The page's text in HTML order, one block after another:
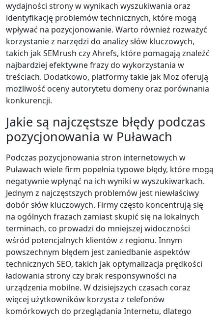
wydajności strony w wynikach wyszukiwania oraz
identyfikację problemów technicznych, które mogą
wpływać na pozycjonowanie. Warto również rozważyć
korzystanie z narzędzi do analizy słów kluczowych,
takich jak SEMrush czy Ahrefs, które pomagają znaleźć
najbardziej efektywne frazy do wykorzystania w
treściach. Dodatkowo, platformy takie jak Moz oferują
możliwość oceny autorytetu domeny oraz porównania
konkurencji.
Jakie są najczęstsze błędy podczas
pozycjonowania w Puławach
Podczas pozycjonowania stron internetowych w
Puławach wiele firm popełnia typowe błędy, które mogą
negatywnie wpłynąć na ich wyniki w wyszukiwarkach.
Jednym z najczęstszych problemów jest niewłaściwy
dobór słów kluczowych. Firmy często koncentrują się
na ogólnych frazach zamiast skupić się na lokalnych
terminach, co prowadzi do mniejszej widoczności
wśród potencjalnych klientów z regionu. Innym
powszechnym błędem jest zaniedbanie aspektów
technicznych SEO, takich jak optymalizacja prędkości
ładowania strony czy brak responsywności na
urządzenia mobilne. W dzisiejszych czasach coraz
więcej użytkowników korzysta z telefonów
komórkowych do przeglądania Internetu, dlatego